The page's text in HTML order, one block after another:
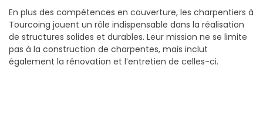
En plus des compétences en couverture, les charpentiers à
Tourcoing jouent un rôle indispensable dans la réalisation
de structures solides et durables. Leur mission ne se limite
pas à la construction de charpentes, mais inclut
également la rénovation et l’entretien de celles-ci.